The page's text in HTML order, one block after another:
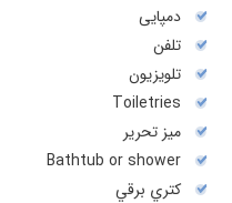
دمپایی
تلفن
تلويزيون
Toiletries
میز تحریر
Bathtub or shower
کتري برقي